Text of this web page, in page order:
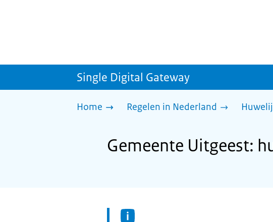
Single Digital Gateway
Home Regelen in Nederland
Gemeente Uitgeest: